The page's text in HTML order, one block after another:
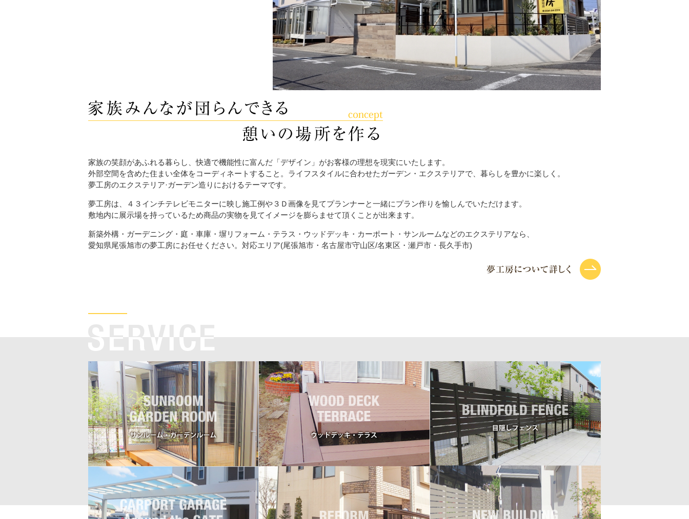
家族の笑顔があふれる暮らし、快適で機能性に富んだ「デザイン」がお客様の理想を現実にいたします。
外部空間を含めた住まい全体をコーディネートすること。ライフスタイルに合わせたガーデン・エクステリアで、暮らしを豊かに楽しく。
夢工房のエクステリア·ガーデン造りにおけるテーマです。
夢工房は、４３インチテレビモニターに映し施工例や３Ｄ画像を見てプランナーと一緒にプラン作りを愉しんでいただけます。
敷地内に展示場を持っているため商品の実物を見てイメージを膨らませて頂くことが出来ます。
新築外構・ガーデニング・庭・車庫・塀リフォーム・テラス・ウッドデッキ・カーポート・サンルームなどのエクステリアなら、
愛知県尾張旭市の夢工房にお任せください。対応エリア(尾張旭市・名古屋市守山区/名東区・瀬戸市・長久手市)